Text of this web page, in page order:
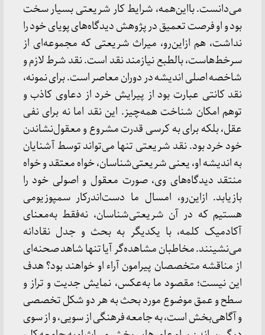
می‌دانست. بااین‌همه، شرایط کار شریعتی بسیار سخت
بود و او فرصت تعمیق در پژوهش دیدگاه‌های پویای خود را
نداشت، هم ازاین‌رو، میراث شریعتی که مجموعه‌ای از
سرخط‌هاست، بالطبع نیازمند نقد است. نقد شرط لازم و
شاخصه اصلی اندیشه در دوران معاصر است. برای نمونه،
نقد کانتی عبارت بود از پیرایش خرد از دعاوی کاذب و
توهم امکان شناخت همه‌چیز. این نقد اما نه برای نفی
عقل، بلکه برای به کرسی قدرت مشروع و معقول‌نشاندن
خود خرد بود. نقد شریعتی تنها می‌تواند توسط آشنایان
به اندیشه او، یعنی شریعتی‌شناسان، خواه معتقد و خواه
منتقد دیدگاه‌های وی، صورت معقول و اصولی خود را
بازیابد. ازاین‌رو، امسال ما دست‌اندرکار سمپوزیومی
هستیم که در آن شریعتی‌شناسان، نه‌فقط به‌معنای
آکادمیک کلمه، با یکدیگر به بحث و جدل نقادانه
می‌نشینند. مخاطبان مشاهده‌گر آیا تنها شاهد صحنه‌ای
از مناقشه متخصصان پیرامون آراء او خواهند بود؟ هدف
این نیست؛ مقصود ما به‌عکس، نمایش جدیت و تراز و
سطح و عمق موضوع مورد بحث به‌ هر دو شکل تخصصی
و آگاهی‌بخش است، به جامعه فرهنگی از سویی، و از سوی